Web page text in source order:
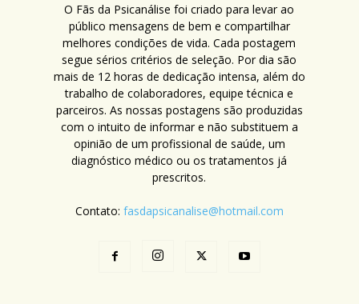
O Fãs da Psicanálise foi criado para levar ao
público mensagens de bem e compartilhar
melhores condições de vida. Cada postagem
segue sérios critérios de seleção. Por dia são
mais de 12 horas de dedicação intensa, além do
trabalho de colaboradores, equipe técnica e
parceiros. As nossas postagens são produzidas
com o intuito de informar e não substituem a
opinião de um profissional de saúde, um
diagnóstico médico ou os tratamentos já
prescritos.
Contato: fasdapsicanalise@hotmail.com